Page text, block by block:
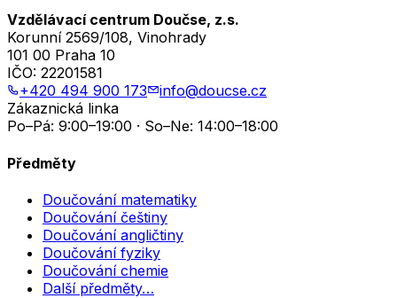
Vzdělávací centrum Doučse, z.s.
Korunní 2569/108, Vinohrady
101 00 Praha 10
IČO: 22201581
+420 494 900 173
info@doucse.cz
Zákaznická linka
Po–Pá: 9:00–19:00 · So–Ne: 14:00–18:00
Předměty
Doučování matematiky
Doučování češtiny
Doučování angličtiny
Doučování fyziky
Doučování chemie
Další předměty…